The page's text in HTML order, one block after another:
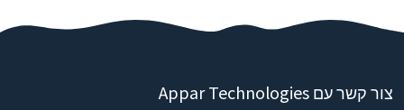
צור קשר עם Appar Technologies